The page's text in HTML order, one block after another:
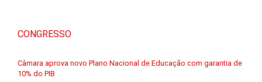
CONGRESSO
Câmara aprova novo Plano Nacional de Educação com garantia de
10% do PIB